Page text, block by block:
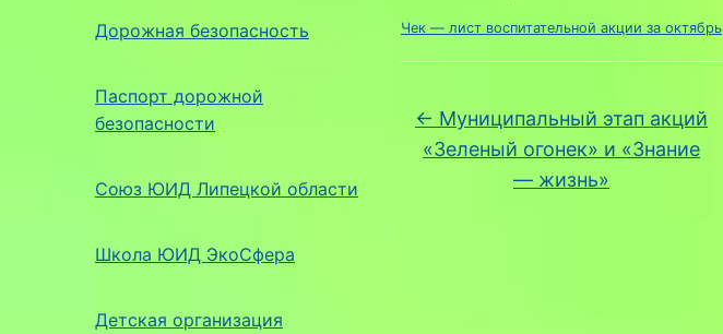
Дорожная безопасность
Паспорт дорожной
безопасности
Союз ЮИД Липецкой области
Школа ЮИД ЭкоСфера
Детская организация
Чек — лист воспитательной акции за октябрь
← Муниципальный этап акций
«Зеленый огонек» и «Знание
— жизнь»